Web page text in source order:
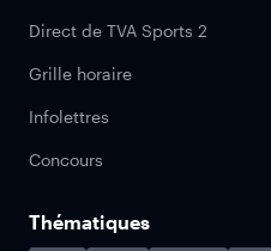
Direct de TVA Sports 2
Grille horaire
Infolettres
Concours
Thématiques